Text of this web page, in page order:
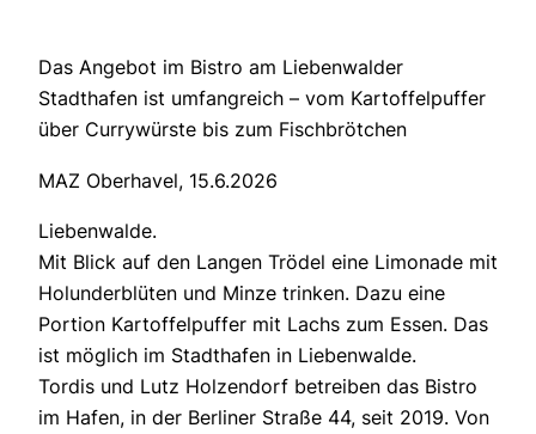
Das Angebot im Bistro am Liebenwalder
Stadthafen ist umfangreich – vom Kartoffelpuffer
über Currywürste bis zum Fischbrötchen
MAZ Oberhavel, 15.6.2026
Liebenwalde.
Mit Blick auf den Langen Trödel eine Limonade mit
Holunderblüten und Minze trinken. Dazu eine
Portion Kartoffelpuffer mit Lachs zum Essen. Das
ist möglich im Stadthafen in Liebenwalde.
Tordis und Lutz Holzendorf betreiben das Bistro
im Hafen, in der Berliner Straße 44, seit 2019. Von